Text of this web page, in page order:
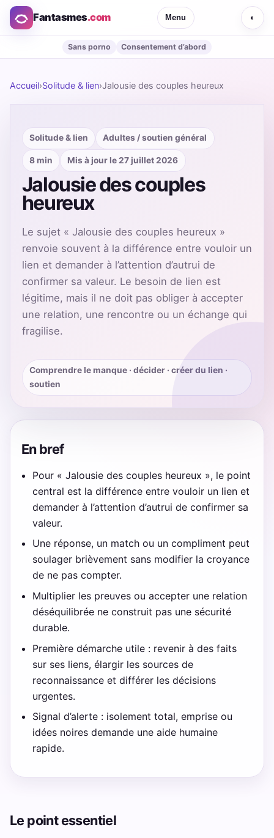
Fantasmes.com Menu ◐
Sans porno Consentement d’abord
Accueil›Solitude & lien›Jalousie des couples heureux
Solitude & lien Adultes / soutien général
8 min Mis à jour le 27 juillet 2026
Jalousie des couples
heureux
Le sujet « Jalousie des couples heureux »
renvoie souvent à la différence entre vouloir un
lien et demander à l’attention d’autrui de
confirmer sa valeur. Le besoin de lien est
légitime, mais il ne doit pas obliger à accepter
une relation, une rencontre ou un échange qui
fragilise.
Comprendre le manque · décider · créer du lien ·
soutien
En bref
Pour « Jalousie des couples heureux », le point
central est la différence entre vouloir un lien et
demander à l’attention d’autrui de confirmer sa
valeur.
Une réponse, un match ou un compliment peut
soulager brièvement sans modifier la croyance
de ne pas compter.
Multiplier les preuves ou accepter une relation
déséquilibrée ne construit pas une sécurité
durable.
Première démarche utile : revenir à des faits
sur ses liens, élargir les sources de
reconnaissance et différer les décisions
urgentes.
Signal d’alerte : isolement total, emprise ou
idées noires demande une aide humaine
rapide.
Le point essentiel